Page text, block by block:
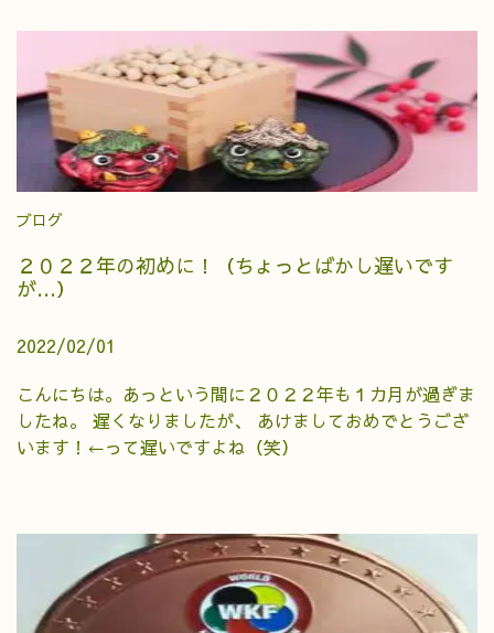
ブログ
２０２２年の初めに！（ちょっとばかし遅いです
が…）
2022/02/01
こんにちは。あっという間に２０２２年も１カ月が過ぎま
したね。 遅くなりましたが、 あけましておめでとうござ
います！←って遅いですよね（笑）